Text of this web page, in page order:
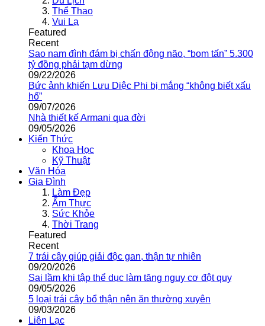
Thể Thao
Vui Lạ
Featured
Recent
Sao nam đình đám bị chấn động não, “bom tấn” 5.300
tỷ đồng phải tạm dừng
09/22/2026
Bức ảnh khiến Lưu Diệc Phi bị mắng “không biết xấu
hổ”
09/07/2026
Nhà thiết kế Armani qua đời
09/05/2026
Kiến Thức
Khoa Học
Kỹ Thuật
Văn Hóa
Gia Đình
Làm Đẹp
Ẩm Thực
Sức Khỏe
Thời Trang
Featured
Recent
7 trái cây giúp giải độc gan, thận tự nhiên
09/20/2026
Sai lầm khi tập thể dục làm tăng nguy cơ đột quỵ
09/05/2026
5 loại trái cây bổ thận nên ăn thường xuyên
09/03/2026
Liên Lạc